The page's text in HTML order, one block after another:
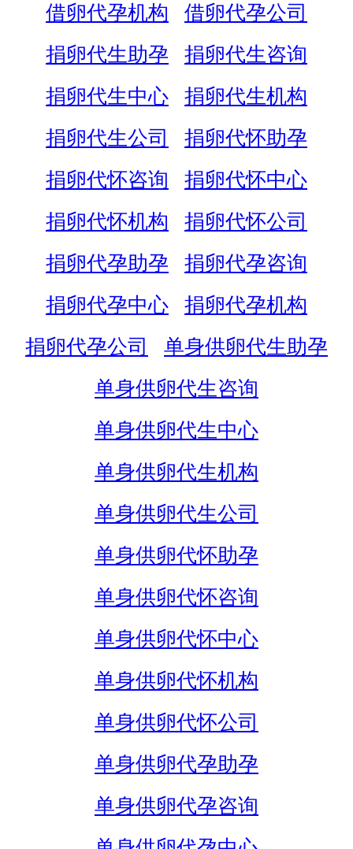
借卵代孕机构
借卵代孕公司
捐卵代生助孕
捐卵代生咨询
捐卵代生中心
捐卵代生机构
捐卵代生公司
捐卵代怀助孕
捐卵代怀咨询
捐卵代怀中心
捐卵代怀机构
捐卵代怀公司
捐卵代孕助孕
捐卵代孕咨询
捐卵代孕中心
捐卵代孕机构
捐卵代孕公司
单身供卵代生助孕
单身供卵代生咨询
单身供卵代生中心
单身供卵代生机构
单身供卵代生公司
单身供卵代怀助孕
单身供卵代怀咨询
单身供卵代怀中心
单身供卵代怀机构
单身供卵代怀公司
单身供卵代孕助孕
单身供卵代孕咨询